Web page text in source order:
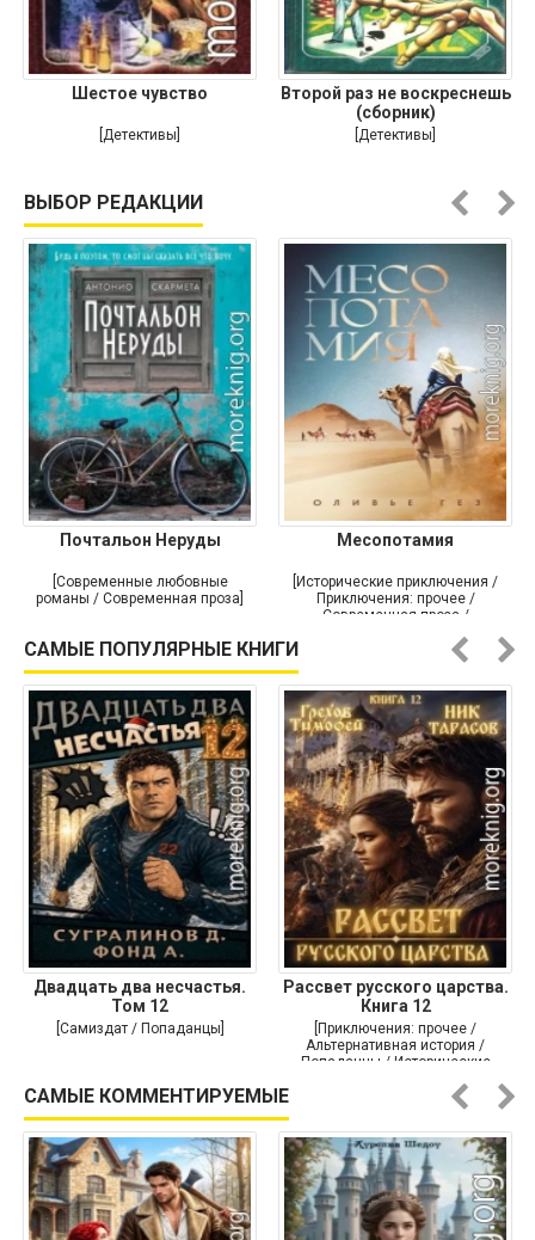
Шестое чувство
[Детективы]
Второй раз не воскреснешь
(сборник)
[Детективы]
ВЫБОР РЕДАКЦИИ
Почтальон Неруды
[Современные любовные
романы / Современная проза]
Месопотамия
[Исторические приключения /
Приключения: прочее /
Современная проза /
САМЫЕ ПОПУЛЯРНЫЕ КНИГИ
Двадцать два несчастья.
Том 12
[Самиздат / Попаданцы]
Рассвет русского царства.
Книга 12
[Приключения: прочее /
Альтернативная история /
Попаданцы / Исторические
САМЫЕ КОММЕНТИРУЕМЫЕ